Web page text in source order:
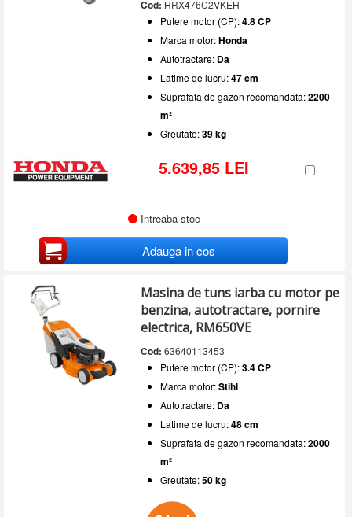
Cod: HRX476C2VKEH
Putere motor (CP):4.8 CP
Marca motor:Honda
Autotractare: Da
Latime de lucru:47 cm
Suprafata de gazon recomandata:2200
m²
Greutate:39 kg
5.639,85 LEI
Intreaba stoc
Adauga in cos
Masina de tuns iarba cu motor pe
benzina, autotractare, pornire
electrica, RM650VE
Cod: 63640113453
Putere motor (CP):3.4 CP
Marca motor:Stihl
Autotractare: Da
Latime de lucru:48 cm
Suprafata de gazon recomandata:2000
m²
Greutate:50 kg